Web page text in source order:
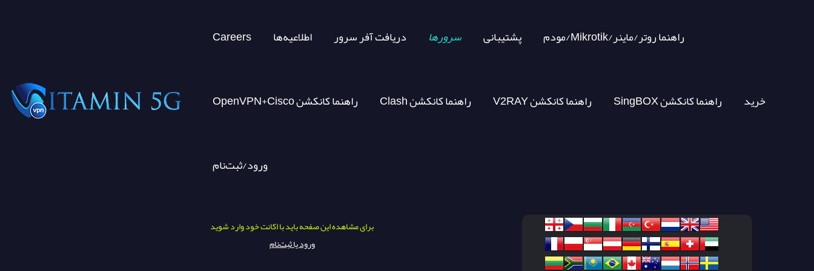
Careers اطلاعیه‌ها دریافت آفر سرور سرورها پشتیبانی مودم/Mikrotik/راهنما روتر/ماینر
Clash راهنما کانکشن V2RAY راهنما کانکشن SingBOX راهنما کانکشن خرید
ورود/ثبت‌نام
برای مشاهده این صفحه باید با اکانت خود وارد شوید
ورود یا ثبت‌نام